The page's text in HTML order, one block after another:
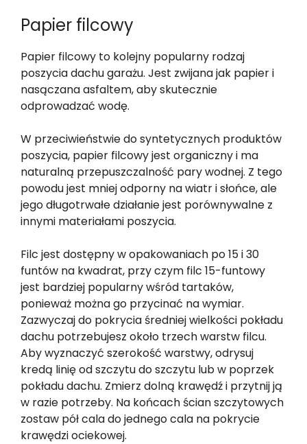
Papier filcowy
Papier filcowy to kolejny popularny rodzaj
poszycia dachu garażu. Jest zwijana jak papier i
nasączana asfaltem, aby skutecznie
odprowadzać wodę.
W przeciwieństwie do syntetycznych produktów
poszycia, papier filcowy jest organiczny i ma
naturalną przepuszczalność pary wodnej. Z tego
powodu jest mniej odporny na wiatr i słońce, ale
jego długotrwałe działanie jest porównywalne z
innymi materiałami poszycia.
Filc jest dostępny w opakowaniach po 15 i 30
funtów na kwadrat, przy czym filc 15-funtowy
jest bardziej popularny wśród tartaków,
ponieważ można go przycinać na wymiar.
Zazwyczaj do pokrycia średniej wielkości pokładu
dachu potrzebujesz około trzech warstw filcu.
Aby wyznaczyć szerokość warstwy, odrysuj
kredą linię od szczytu do szczytu lub w poprzek
pokładu dachu. Zmierz dolną krawędź i przytnij ją
w razie potrzeby. Na końcach ścian szczytowych
zostaw pół cala do jednego cala na pokrycie
krawędzi ociekowej.